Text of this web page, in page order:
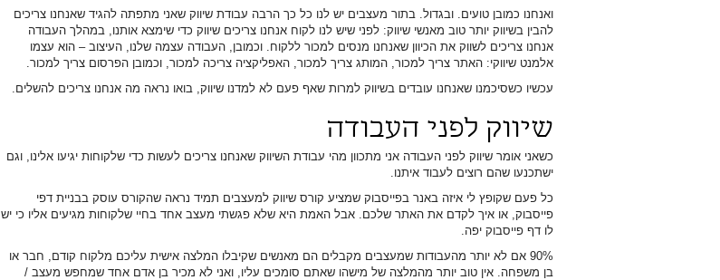
ואנחנו כמובן טועים. ובגדול. בתור מעצבים יש לנו כל כך הרבה עבודת שיווק שאני מתפתה להגיד שאנחנו צריכים
להבין בשיווק יותר טוב מאנשי שיווק: לפני שיש לנו לקוח אנחנו צריכים שיווק כדי שימצא אותנו, במהלך העבודה
אנחנו צריכים לשווק את הכיוון שאנחנו מנסים למכור ללקוח. וכמובן, העבודה עצמה שלנו, העיצוב – הוא עצמו
אלמנט שיווקי: האתר צריך למכור, המותג צריך למכור, האפליקציה צריכה למכור, וכמובן הפרסום צריך למכור.
עכשיו כשסיכמנו שאנחנו עובדים בשיווק למרות שאף פעם לא למדנו שיווק, בואו נראה מה אנחנו צריכים להשלים.
שיווק לפני העבודה
כשאני אומר שיווק לפני העבודה אני מתכוון מהי עבודת השיווק שאנחנו צריכים לעשות כדי שלקוחות יגיעו אלינו, וגם
ישתכנעו שהם רוצים לעבוד איתנו.
כל פעם שקופץ לי איזה באנר בפייסבוק שמציע קורס שיווק למעצבים תמיד נראה שהקורס עוסק בבניית דפי
פייסבוק, או איך לקדם את האתר שלכם. אבל האמת היא שלא פגשתי מעצב אחד בחיי שלקוחות מגיעים אליו כי יש
לו דף פייסבוק יפה.
90% אם לא יותר מהעבודות שמעצבים מקבלים הם מאנשים שקיבלו המלצה אישית עליכם מלקוח קודם, חבר או
בן משפחה. אין טוב יותר מהמלצה של מישהו שאתם סומכים עליו, ואני לא מכיר בן אדם אחד שמחפש מעצב /